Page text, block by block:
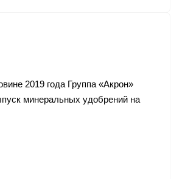
2019 года Группа «Акрон»
минеральных удобрений на